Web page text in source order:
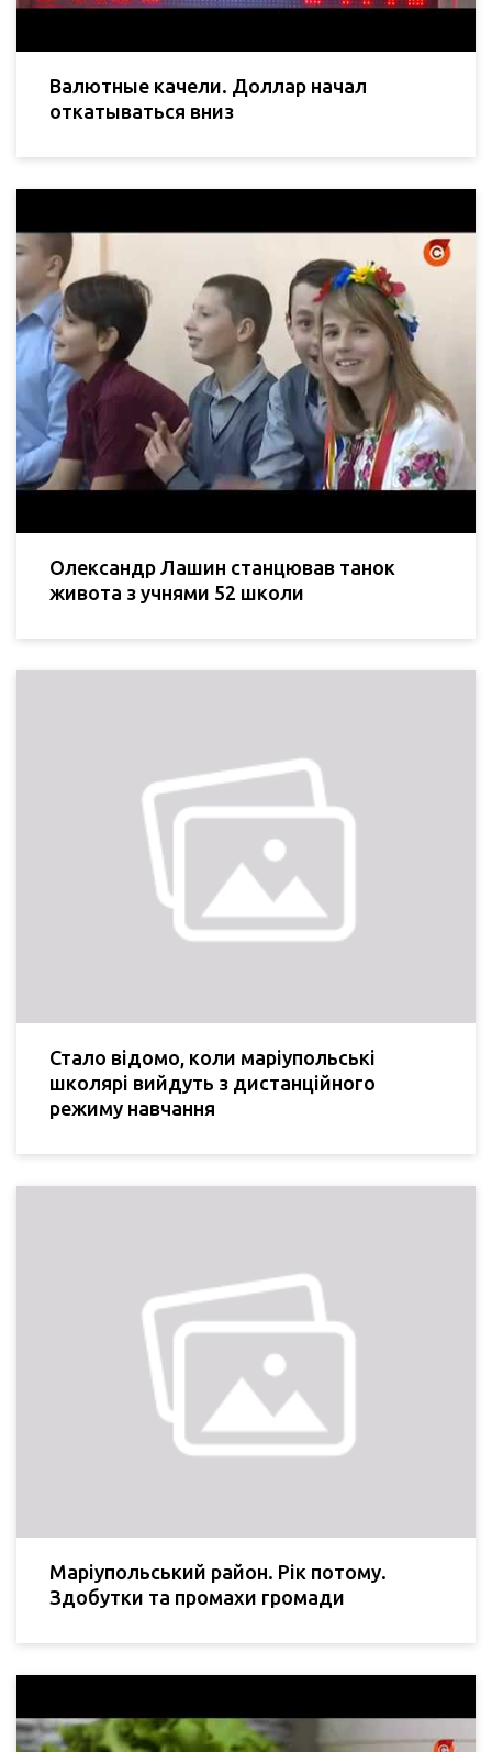
Валютные качели. Доллар начал
откатываться вниз
Олександр Лашин станцював танок
живота з учнями 52 школи
Стало відомо, коли маріупольські
школярі вийдуть з дистанційного
режиму навчання
Маріупольський район. Рік потому.
Здобутки та промахи громади